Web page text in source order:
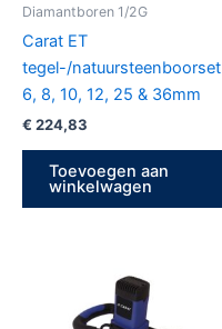
Diamantboren 1/2G
Carat ET
tegel-/natuursteenboorset
6, 8, 10, 12, 25 & 36mm
€ 224,83
Toevoegen aan
winkelwagen